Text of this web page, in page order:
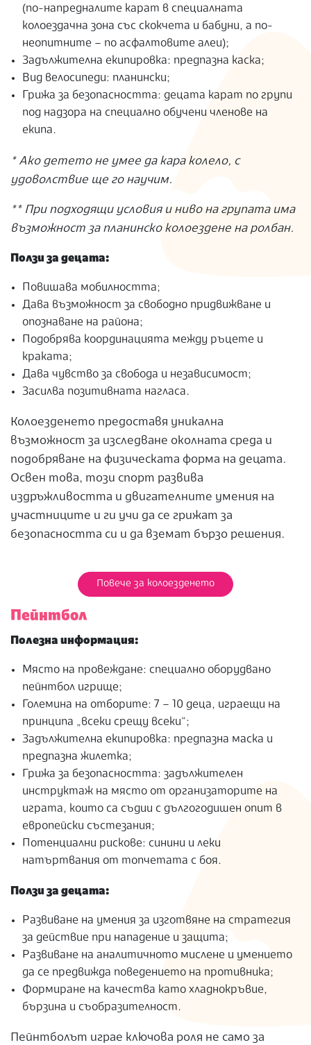
(по-напредналите карат в специалната
колоездачна зона със скокчета и бабуни, а по-
неопитните – по асфалтовите алеи);
Задължителна екипировка: предпазна каска;
Вид велосипеди: планински;
Грижа за безопасността: децата карат по групи
под надзора на специално обучени членове на
екипа.
* Ако детето не умее да кара колело, с
удоволствие ще го научим.
** При подходящи условия и ниво на групата има
възможност за планинско колоездене на ролбан.
Ползи за децата:
Повишава мобилността;
Дава възможност за свободно придвижване и
опознаване на района;
Подобрява координацията между ръцете и
краката;
Дава чувство за свобода и независимост;
Засилва позитивната нагласа.
Колоезденето предоставя уникална
възможност за изследване околната среда и
подобряване на физическата форма на децата.
Освен това, този спорт развива
издръжливостта и двигателните умения на
участниците и ги учи да се грижат за
безопасността си и да вземат бързо решения.
Повече за колоезденето
Пейнтбол
Полезна информация:
Място на провеждане: специално оборудвано
пейнтбол игрище;
Големина на отборите: 7 – 10 деца, играещи на
принципа „всеки срещу всеки“;
Задължителна екипировка: предпазна маска и
предпазна жилетка;
Грижа за безопасността: задължителен
инструктаж на място от организаторите на
играта, които са съдии с дългогодишен опит в
европейски състезания;
Потенциални рискове: синини и леки
натъртвания от топчетата с боя.
Ползи за децата:
Развиване на умения за изготвяне на стратегия
за действие при нападение и защита;
Развиване на аналитичното мислене и умението
да се предвижда поведението на противника;
Формиране на качества като хладнокръвие,
бързина и съобразителност.
Пейнтболът играе ключова роля не само за